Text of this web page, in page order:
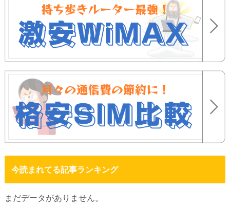
今読まれてる記事ランキング
まだデータがありません。